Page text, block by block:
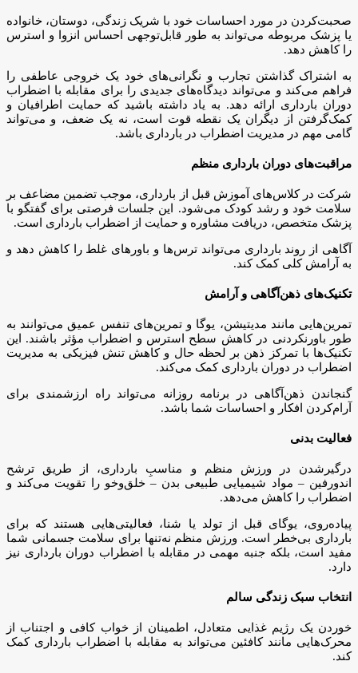
صحبت‌کردن در مورد احساسات خود با شریک زندگی، دوستان، خانواده
یا پزشک مربوطه می‌تواند به طور قابل‌توجهی احساس انزوا و استرس
را کاهش دهد.
به اشتراک گذاشتن تجارب و نگرانی‌های خود یک خروجی عاطفی را
فراهم می‌کند و می‌تواند دیدگاه‌های جدیدی را برای مقابله با اضطراب
دوران بارداری ارائه دهد. به یاد داشته باشید که حمایت اطرافیان و
کمک‌گرفتن از دیگران یک نقطه قوت است، نه یک ضعف، و می‌تواند
گامی مهم در مدیریت اضطراب در بارداری باشد.
مراقبت‌های دوران بارداری منظم
شرکت در کلاس‌های آموزش قبل از بارداری، موجب تضمین مضاعف بر
سلامت خود و رشد کودک می‌شود. این جلسات فرصتی برای گفتگو با
پزشک متخصص، دریافت مشاوره و حمایت از اضطراب بارداری است.
آگاهی از روند بارداری می‌تواند ترس‌ها و باورهای غلط را کاهش دهد و
به آرامش کلی کمک کند.
تکنیک‌های ذهن‌آگاهی و آرامش
تمرین‌هایی مانند مدیتیشن، یوگا و تمرین‌های تنفس عمیق می‌توانند به
طور باورنکردنی در کاهش سطح استرس و اضطراب مؤثر باشند. این
تکنیک‌ها با تمرکز ذهن بر لحظه حال و کاهش تنش فیزیکی به مدیریت
اضطراب در دوران بارداری کمک می‌کند.
گنجاندن ذهن‌آگاهی در برنامه روزانه می‌تواند راه ارزشمندی برای
آرام‌کردن افکار و احساسات شما باشد.
فعالیت بدنی
درگیرشدن در ورزش منظم و مناسبِ بارداری، از طریق ترشح
اندورفین – مواد شیمیایی طبیعی بدن – خلق‌وخو را تقویت می‌کند و
اضطراب را کاهش می‌دهد.
پیاده‌روی، یوگای قبل از تولد یا شنا، فعالیتی‌هایی هستند که برای
بارداری بی‌خطر است. ورزش منظم نه‌تنها برای سلامت جسمانی شما
مفید است، بلکه جنبه مهمی در مقابله با اضطراب دوران بارداری نیز
دارد.
انتخاب سبک زندگی سالم
خوردن یک رژیم غذایی متعادل، اطمینان از خواب کافی و اجتناب از
محرک‌هایی مانند کافئین می‌تواند به مقابله با اضطراب بارداری کمک
کند.